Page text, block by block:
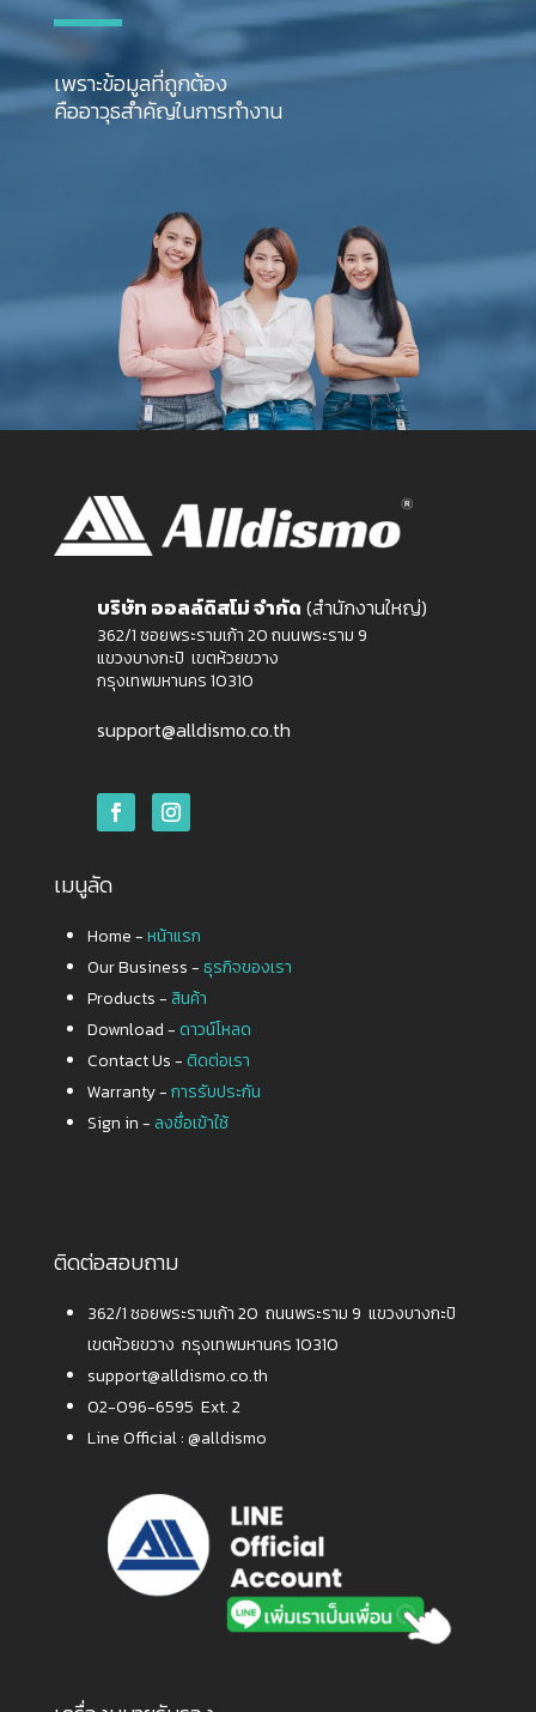
เพราะข้อมูลที่ถูกต้อง
คืออาวุธสำคัญในการทำงาน
บริษัท ออลล์ดิสโม่ จำกัด (สำนักงานใหญ่)
362/1 ซอยพระรามเก้า 20 ถนนพระราม 9
แขวงบางกะปิ เขตห้วยขวาง
กรุงเทพมหานคร 10310
support@alldismo.co.th
เมนูลัด
Home -หน้าแรก
Our Business -ธุรกิจของเรา
Products - สินค้า
Download - ดาวน์โหลด
Contact Us - ติดต่อเรา
Warranty -การรับประกัน
Sign in - ลงชื่อเข้าใช้
ติดต่อสอบถาม
362/1 ซอยพระรามเก้า 20 ถนนพระราม 9 แขวงบางกะปิ
เขตห้วยขวาง กรุงเทพมหานคร 10310
support@alldismo.co.th
02-096-6595 Ext. 2
Line Official :@alldismo